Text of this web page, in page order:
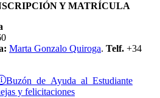
Y MATRÍCULA
Marta Gonzalo Quiroga. Telf. +34
Buzón de Ayuda al Estudiante
y felicitaciones